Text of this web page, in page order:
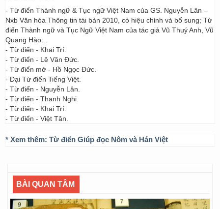
- Từ điển Thành ngữ & Tục ngữ Việt Nam của GS. Nguyễn Lân –
Nxb Văn hóa Thông tin tái bản 2010, có hiệu chỉnh và bổ sung; Từ
điển Thành ngữ và Tục Ngữ Việt Nam của tác giả Vũ Thuý Anh, Vũ
Quang Hào…
- Từ điển - Khai Trí.
- Từ điển - Lê Văn Đức.
- Từ điển mở - Hồ Ngọc Đức.
- Đại Từ điển Tiếng Việt.
- Từ điển - Nguyễn Lân.
- Từ điển - Thanh Nghị.
- Từ điển - Khai Trí.
- Từ điển - Việt Tân.
* Xem thêm: Từ điển Giúp đọc Nôm và Hán Việt
BÀI QUAN TÂM